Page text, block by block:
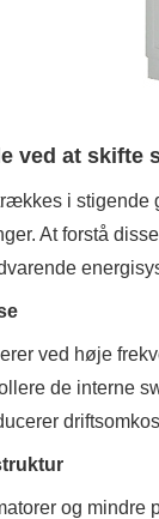
ved at skifte
i
At forstå
ved høje
de interne
og